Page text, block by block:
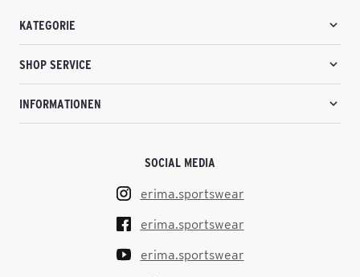
KATEGORIE
SHOP SERVICE
INFORMATIONEN
SOCIAL MEDIA
erima.sportswear
erima.sportswear
erima.sportswear